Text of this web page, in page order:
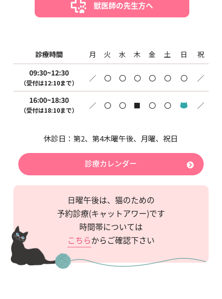
獣医師の先生方へ
診療時間 月 火 水 木 金 土 日
祝
09:30~12:30
（受付は12:10まで） ／ 〇 〇 〇 〇 〇 〇 ／
16:00~18:30
（受付は18:10まで） ／ 〇 〇 ■ 〇 〇 ／
休診日：第2、第4木曜午後、月曜、祝日
診療カレンダー
日曜午後は、猫のための
予約診療(キャットアワー)です
時間帯については
こちらからご確認下さい